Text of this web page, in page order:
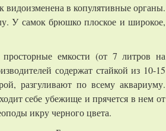
в копулятивные органы.
У самок брюшко плоское и широкое,
емкости (от 7 литров на
содержат стайкой из 10-15
разгуливают по всему аквариуму.
себе убежище и прячется в нем от
икру черного цвета.